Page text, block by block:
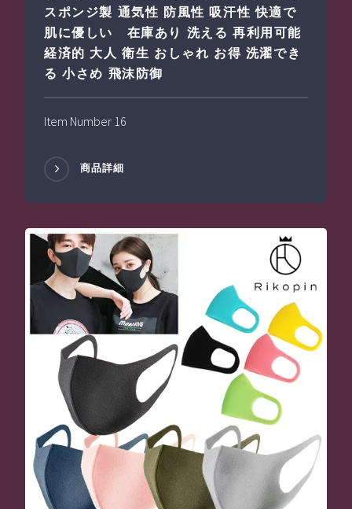
スポンジ製 通気性 防風性 吸汗性 快適で
肌に優しい 在庫あり 洗える 再利用可能
経済的 大人 衛生 おしゃれ お得 洗濯でき
る 小さめ 飛沫防御
Item Number 16
商品詳細